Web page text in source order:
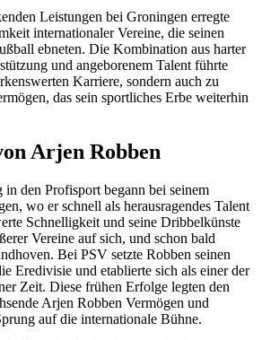
Leistungen bei Groningen erregte
internationaler Vereine, die seinen
ebneten. Die Kombination aus harter
und angeborenem Talent führte
Karriere, sondern auch zu
das sein sportliches Erbe weiterhin
Arjen Robben
den Profisport begann bei seinem
wo er schnell als herausragendes Talent
Schnelligkeit und seine Dribbelkünste
Vereine auf sich, und schon bald
Bei PSV setzte Robben seinen
Eredivisie und etablierte sich als einer der
Zeit. Diese frühen Erfolge legten den
Arjen Robben Vermögen und
auf die internationale Bühne.